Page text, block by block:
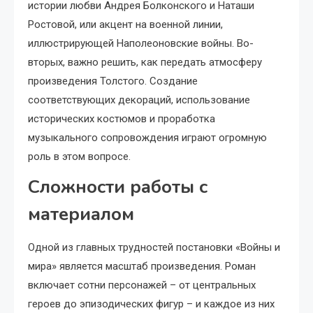
истории любви Андрея Болконского и Наташи
Ростовой, или акцент на военной линии,
иллюстрирующей Наполеоновские войны. Во-
вторых, важно решить, как передать атмосферу
произведения Толстого. Создание
соответствующих декораций, использование
исторических костюмов и проработка
музыкального сопровождения играют огромную
роль в этом вопросе.
Сложности работы с
материалом
Одной из главных трудностей постановки «Войны и
мира» является масштаб произведения. Роман
включает сотни персонажей – от центральных
героев до эпизодических фигур – и каждое из них